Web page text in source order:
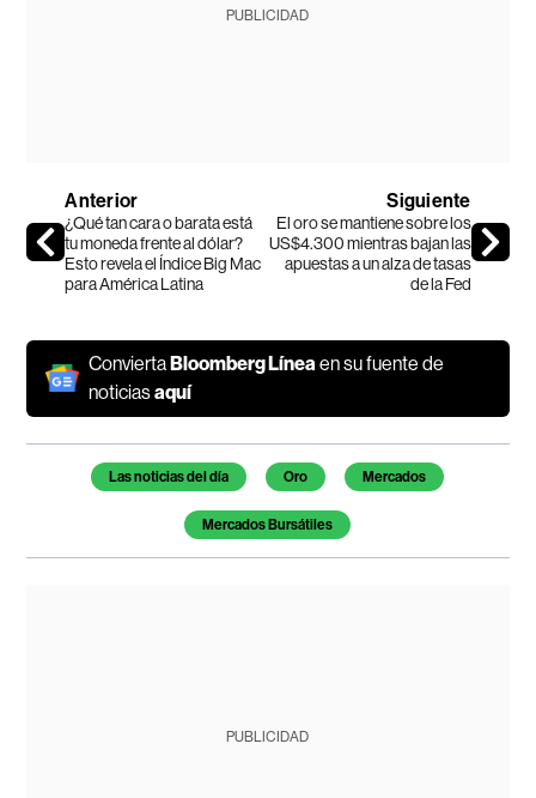
PUBLICIDAD
Anterior
¿Qué tan cara o barata está
tu moneda frente al dólar?
Esto revela el Índice Big Mac
para América Latina
Siguiente
El oro se mantiene sobre los
US$4.300 mientras bajan las
apuestas a un alza de tasas
de la Fed
ConviertaBloomberg Línea en su fuente de
noticiasaquí
Temas de este artículo
Las noticias del día Oro Mercados
Mercados Bursátiles
PUBLICIDAD